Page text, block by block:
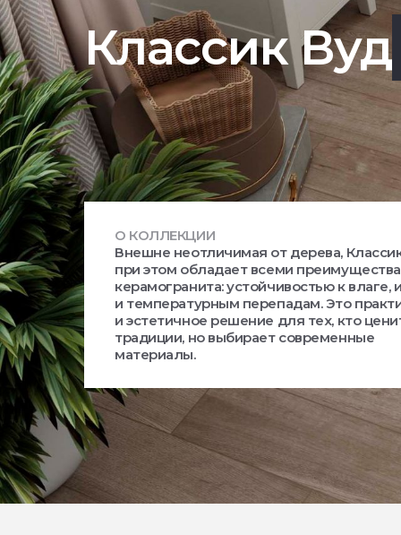
Классик Вуд
О КОЛЛЕКЦИИ
Внешне неотличимая от дерева,
при этом обладает всеми
керамогранита: устойчивостью к влаге,
и температурным перепадам. Это
и эстетичное решение для тех, кто
традиции, но выбирает современные
материалы.